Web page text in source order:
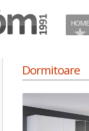
HOME
Dormitoare